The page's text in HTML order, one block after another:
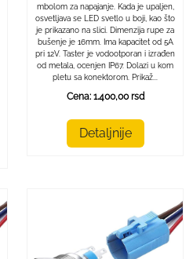
mbolom za napajanje. Kada je upaljen,
osvetljava se LED svetlo u boji, kao što
je prikazano na slici. Dimenzija rupe za
bušenje je 16mm. Ima kapacitet od 5A
pri 12V. Taster je vodootporan i izrađen
od metala, ocenjen IP67. Dolazi u kom
pletu sa konektorom. Prikaž...
Cena: 1.400,00 rsd
Detaljnije